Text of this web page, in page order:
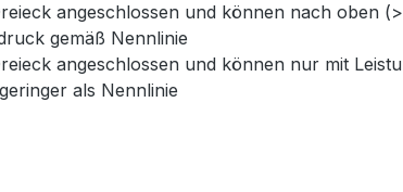
angeschlossen und können nach oben
gemäß Nennlinie
angeschlossen und können nur mit
als Nennlinie